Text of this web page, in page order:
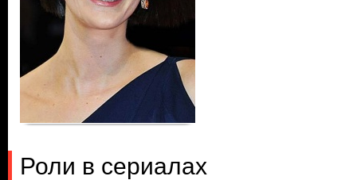
Роли в сериалах